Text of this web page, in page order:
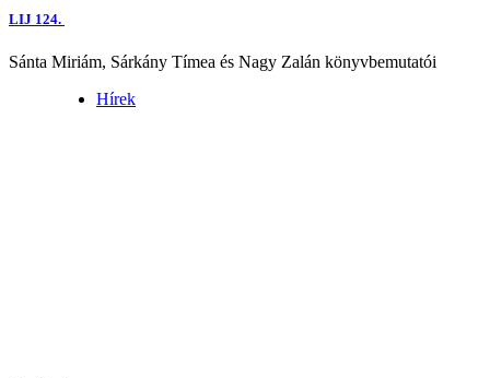
LIJ 124.
Sánta Miriám, Sárkány Tímea és Nagy Zalán könyvbemutatói
Hírek